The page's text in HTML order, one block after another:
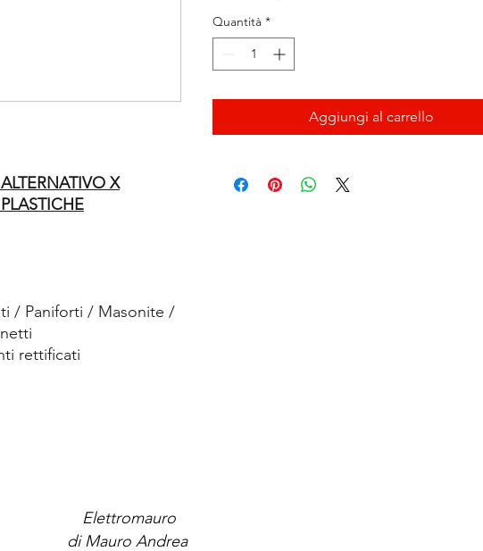
X
/ Paniforti / Masonite /
rettificati
Quantità *
Aggiungi al carrello
Elettromauro
di Mauro Andrea